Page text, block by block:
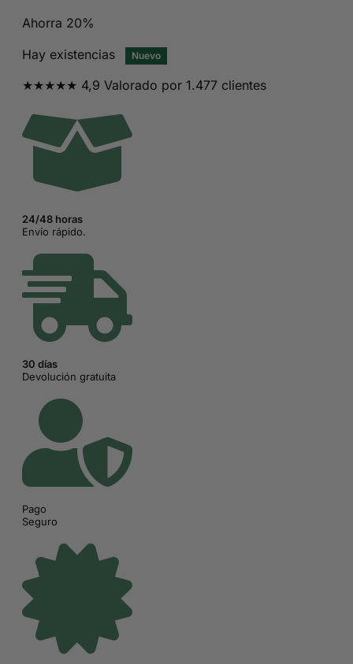
Ahorra 20%
Hay existencias
Nuevo
★★★★★ 4,9 Valorado por 1.477 clientes
24/48 horas
Envío rápido.
30 días
Devolución gratuita
Pago
Seguro